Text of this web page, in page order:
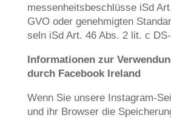
mes­sen­heits­be­schlüs­se iSd
GVO oder geneh­mig­ten
seln iSd Art. 46 Abs. 2 lit. c
Infor­ma­tio­nen zur
durch Face­book Ireland
Wenn Sie unse­re Insta­gram-
und ihr Brow­ser die